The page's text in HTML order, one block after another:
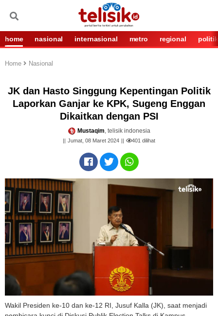
home nasional internasional metro regional politik
Home Nasional
JK dan Hasto Singgung Kepentingan Politik
Laporkan Ganjar ke KPK, Sugeng Enggan
Dikaitkan dengan PSI
Mustaqim, telisik indonesia
Jumat, 08 Maret 2024 401 dilihat
Wakil Presiden ke-10 dan ke-12 RI, Jusuf Kalla (JK), saat menjadi